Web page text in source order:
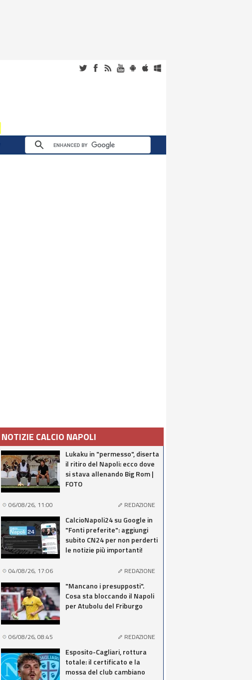
NOTIZIE CALCIO NAPOLI
Lukaku in "permesso", diserta
il ritiro del Napoli: ecco dove
si stava allenando Big Rom |
FOTO
06/08/26, 11:00 REDAZIONE
CalcioNapoli24 su Google in
"Fonti preferite": aggiungi
subito CN24 per non perderti
le notizie più importanti!
04/08/26, 17:06 REDAZIONE
"Mancano i presupposti".
Cosa sta bloccando il Napoli
per Atubolu del Friburgo
06/08/26, 08:45 REDAZIONE
Esposito-Cagliari, rottura
totale: il certificato e la
mossa del club cambiano